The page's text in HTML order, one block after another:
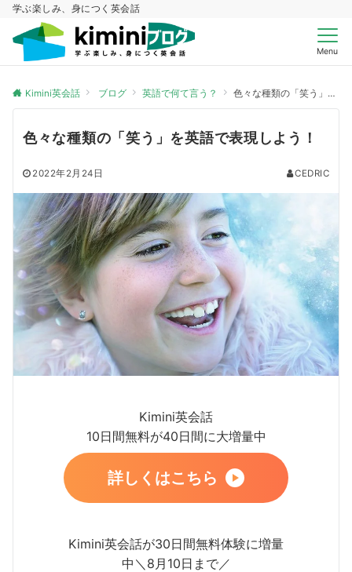
学ぶ楽しみ、身につく英会話
Menu
Kimini英会話 ブログ 英語で何て言う？ 色々な種類の「笑う」を英語で表現しよう！
色々な種類の「笑う」を英語で表現しよう！
2022年2月24日 CEDRIC
Kimini英会話
10日間無料が40日間に大増量中
詳しくはこちら
Kimini英会話が30日間無料体験に増量
中＼8月10日まで／